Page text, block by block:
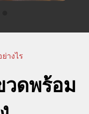
างไร
ดพร้อม